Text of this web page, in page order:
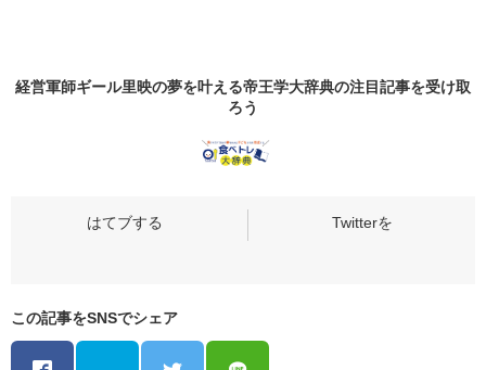
経営軍師ギール里映の夢を叶える帝王学大辞典の注目記事を受け取
ろう
この記事をSNSでシェア